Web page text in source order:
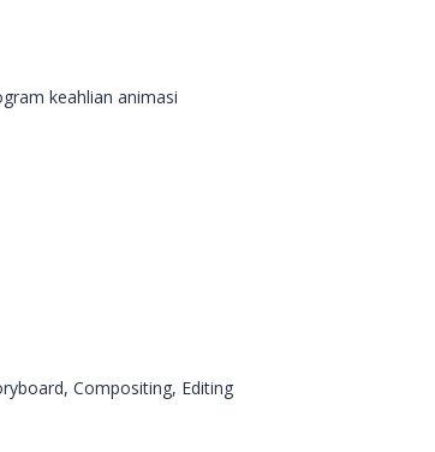
keahlian animasi
Compositing, Editing